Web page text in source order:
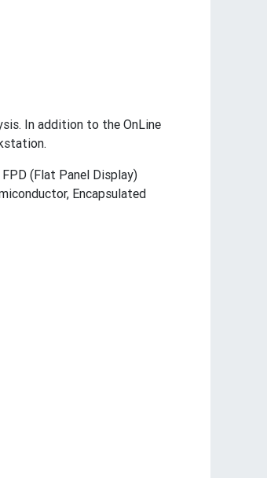
In addition to the OnLine
(Flat Panel Display)
Encapsulated